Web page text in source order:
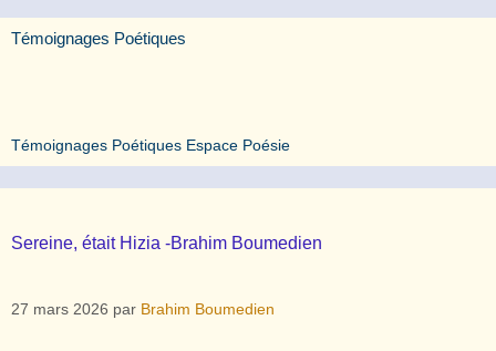
Témoignages Poétiques
Témoignages Poétiques Espace Poésie
Sereine, était Hizia -Brahim Boumedien
27 mars 2026 par Brahim Boumedien